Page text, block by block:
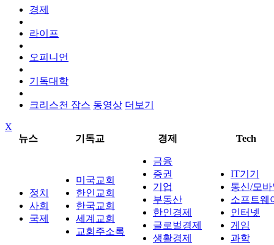
경제
라이프
오피니언
기독대학
크리스천 잡스 동영상 더보기
X
뉴스
기독교 경제 Tech
정치
사회
국제
미국교회
한인교회
한국교회
세계교회
교회주소록
금융
증권
기업
부동산
한인경제
글로벌경제
생활경제
IT기기
통신/모
소프트웨
인터넷
게임
과학